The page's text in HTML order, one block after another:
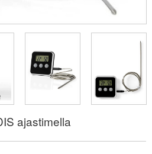
ajastimella